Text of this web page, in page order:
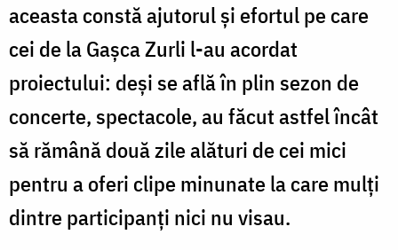
aceasta constă ajutorul și efortul pe care
cei de la Gașca Zurli l-au acordat
proiectului: deși se află în plin sezon de
concerte, spectacole, au făcut astfel încât
să rămână două zile alături de cei mici
pentru a oferi clipe minunate la care mulți
dintre participanți nici nu visau.